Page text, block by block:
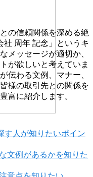
の信頼関係を深める絶
周年 記念」というキ
メッセージが適切か、
が欲しいと考えていま
伝わる文例、マナー、
様の取引先との関係を
富に紹介します。
す人が知りたいポイン
文例があるかを知りた